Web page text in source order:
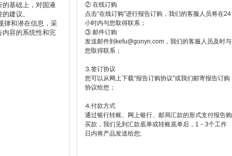
基础上，对固液
建议。
律和潜在信息，采
内容的系统性和完
② 在线订购
点击“在线订购”进行报告订购，我们的客服人员将在24
小时内与您取得联系；
③ 邮件订购
发送邮件到kefu@gonyn.com，我们的客服人员及时与
您取得联系；
⒊签订协议
您可以从网上下载“报告订购协议”或我们邮寄报告订购
协议给您；
⒋付款方式
通过银行转账、网上银行、邮局汇款的形式支付报告购
买款，我们见到汇款底单或转账底单后，1－3个工作
日内将产品发送给您;